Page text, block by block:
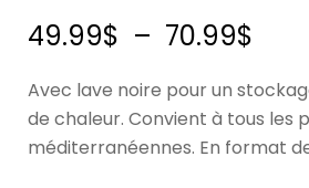
49.99$ – 70.99$
Avec lave noire pour un
de chaleur. Convient à tous les
méditerranéennes. En format